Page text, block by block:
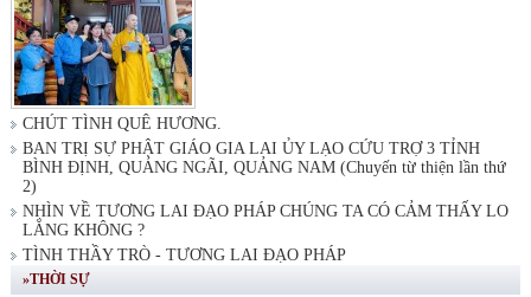
CHÚT TÌNH QUÊ HƯƠNG.
BAN TRỊ SỰ PHẬT GIÁO GIA LAI ỦY LẠO CỨU TRỢ 3 TỈNH
BÌNH ĐỊNH, QUẢNG NGÃI, QUẢNG NAM (Chuyến từ thiện lần thứ
2)
NHÌN VỀ TƯƠNG LAI ĐẠO PHÁP CHÚNG TA CÓ CẢM THẤY LO
LẮNG KHÔNG ?
TÌNH THẦY TRÒ - TƯƠNG LAI ĐẠO PHÁP
»THỜI SỰ